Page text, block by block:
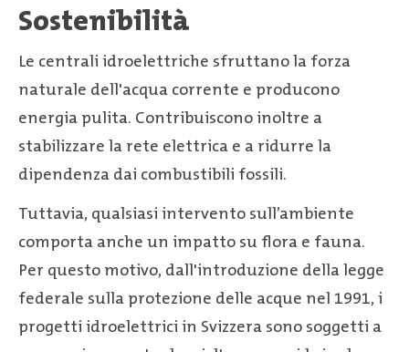
Sostenibilità
Le centrali idroelettriche sfruttano la forza
naturale dell'acqua corrente e producono
energia pulita. Contribuiscono inoltre a
stabilizzare la rete elettrica e a ridurre la
dipendenza dai combustibili fossili.
Tuttavia, qualsiasi intervento sull’ambiente
comporta anche un impatto su flora e fauna.
Per questo motivo, dall'introduzione della legge
federale sulla protezione delle acque nel 1991, i
progetti idroelettrici in Svizzera sono soggetti a